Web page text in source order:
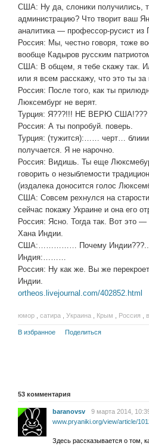
США: Ну да, слоники получились,
администрацию? Что творит ваш
аналитика — профессор-русист
Россия: Мы, честно говоря, тоже
вообще Кадыров русским
США: В общем, я тебе скажу так.
или я всем расскажу, что это ты
Россия: После того, как ты
Люксембург не верят.
Турция: Я???!!! НЕ ВЕРЮ США!???
Россия: А ты попробуй. поверь.
Турция: (тужится):…… черт…
получается. Я не нарочно.
Россия: Видишь. Ты еще
говорить о незыблемости
(издалека доносится голос
США: Совсем рехнулся на
сейчас покажу Украине и она его
Россия: Ясно. Тогда так. Вот это
Хана Индии.
США:…………… Почему Индии???..
Индия:………
Россия: Ну как же. Вы же
Индии.
ortheos.livejournal.com/402852.html
юмор сатира Украина Крым Россия
В избранное Поделиться
53 комментария
baranovsv
9 марта 2014,
www.pryaniki.org/view/article/
Здесь рассказывается о том,